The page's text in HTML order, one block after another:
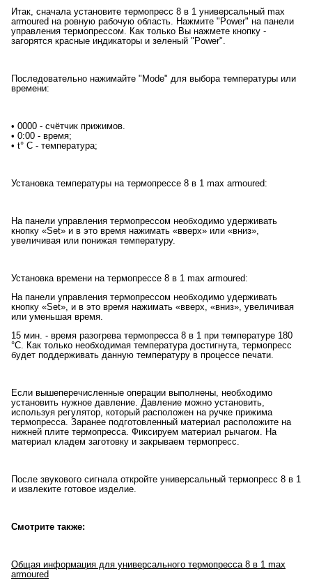
Итак, сначала установите термопресс 8 в 1 универсальный max
armoured на ровную рабочую область. Нажмите "Power" на панели
управления термопрессом. Как только Вы нажмете кнопку -
загорятся красные индикаторы и зеленый "Power".
Последовательно нажимайте "Mode" для выбора температуры или
времени:
• 0000 - счётчик прижимов.
• 0:00 - время;
• t° C - температура;
Установка температуры на термопрессе 8 в 1 max armoured:
На панели управления термопрессом необходимо удерживать
кнопку «Set» и в это время нажимать «вверх» или «вниз»,
увеличивая или понижая температуру.
Установка времени на термопрессе 8 в 1 max armoured:
На панели управления термопрессом необходимо удерживать
кнопку «Set», и в это время нажимать «вверх, «вниз», увеличивая
или уменьшая время.
15 мин. - время разогрева термопресса 8 в 1 при температуре 180
°С. Как только необходимая температура достигнута, термопресс
будет поддерживать данную температуру в процессе печати.
Если вышеперечисленные операции выполнены, необходимо
установить нужное давление. Давление можно установить,
используя регулятор, который расположен на ручке прижима
термопресса. Заранее подготовленный материал расположите на
нижней плите термопресса. Фиксируем материал рычагом. На
материал кладем заготовку и закрываем термопресс.
После звукового сигнала откройте универсальный термопресс 8 в 1
и извлеките готовое изделие.
Смотрите также:
Общая информация для универсального термопресса 8 в 1 max
armoured